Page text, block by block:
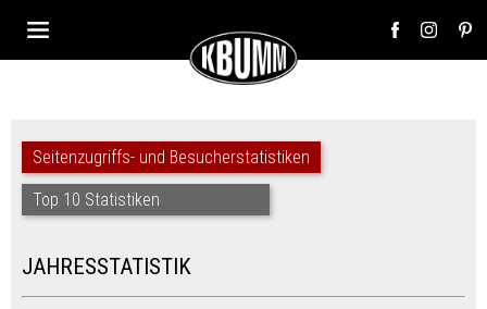
Seitenzugriffs- und Besucherstatistiken
Top 10 Statistiken
JAHRESSTATISTIK